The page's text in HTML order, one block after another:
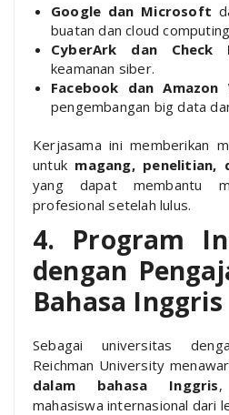
Google dan Microsoft
buatan dan cloud
CyberArk dan Check
keamanan siber.
Facebook dan Amazon
pengembangan big data
Kerjasama ini memberikan
untuk magang, penelitian,
yang dapat membantu
profesional setelah lulus.
4. Program
dengan
Bahasa Inggris
Sebagai universitas
Reichman University
dalam bahasa Inggris,
mahasiswa internasional dari